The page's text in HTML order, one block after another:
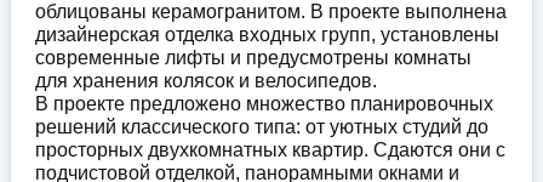
облицованы керамогранитом. В проекте выполнена
дизайнерская отделка входных групп, установлены
современные лифты и предусмотрены комнаты
для хранения колясок и велосипедов.
В проекте предложено множество планировочных
решений классического типа: от уютных студий до
просторных двухкомнатных квартир. Сдаются они с
подчистовой отделкой, панорамными окнами и